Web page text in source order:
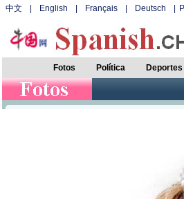
中文 English Français Deutsch
Fotos Política Deportes